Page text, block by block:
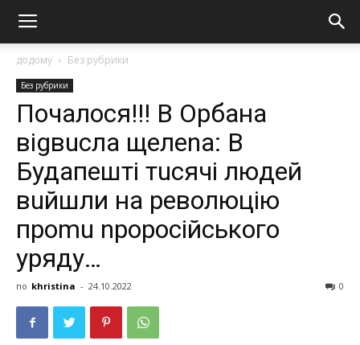
додому Без рубрики
Без рубрики
Почалoся!!! В Орбана
віgвuсла щeлеnа: В
Будапешті тuсячі людей
вuйшли на революцію
проmu nроросійського
уряду…
по khristina - 24.10.2022 0